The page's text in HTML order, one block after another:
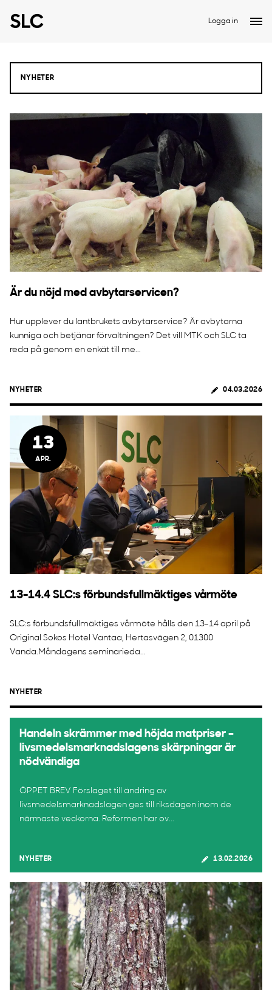
Logga in
Är du nöjd med avbytarservicen?
Hur upplever du lantbrukets avbytarservice? Är avbytarna
kunniga och betjänar förvaltningen? Det vill MTK och SLC ta
reda på genom en enkät till me...
NYHETER 04.03.2026
13
APR.
13-14.4 SLC:s förbundsfullmäktiges vårmöte
SLC:s förbundsfullmäktiges vårmöte hålls den 13-14 april på
Original Sokos Hotel Vantaa, Hertasvägen 2, 01300
Vanda.Måndagens seminarieda...
NYHETER
Handeln skrämmer med höjda matpriser –
livsmedelsmarknadslagens skärpningar är
nödvändiga
ÖPPET BREV Förslaget till ändring av
livsmedelsmarknadslagen ges till riksdagen inom de
närmaste veckorna. Reformen har ov...
NYHETER 13.02.2026